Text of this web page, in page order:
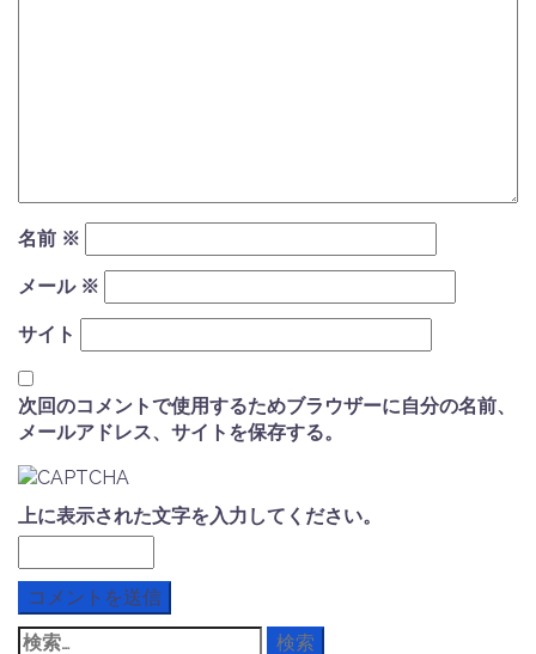
名前 ※
メール ※
サイト
次回のコメントで使用するためブラウザーに自分の名前、
メールアドレス、サイトを保存する。
上に表示された文字を入力してください。
検